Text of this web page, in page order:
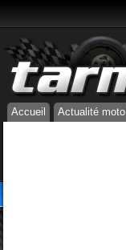
Accueil Actualité moto